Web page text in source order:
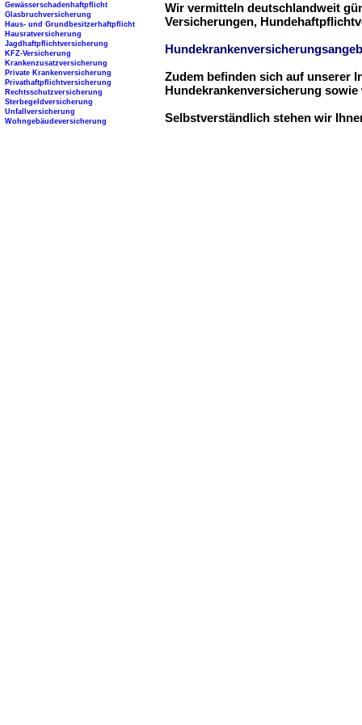
Wir vermitteln deutschlandweit
Versicherungen,
Zudem befinden sich auf unserer
Hundekrankenversicherung
Selbstverständlich stehen wir
Gewässerschadenhaftpflicht
Glasbruchversicherung
Haus- und Grundbesitzerhaftpflicht
Hausratversicherung
Jagdhaftpflichtversicherung
KFZ-Versicherung
Krankenzusatzversicherung
Private Krankenversicherung
Privathaftpflichtversicherung
Rechtsschutzversicherung
Sterbegeldversicherung
Unfallversicherung
Wohngebäudeversicherung